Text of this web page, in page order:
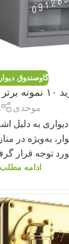
گاوصندوق
موحدی
به دلیل
به‌ویژه در
توجه قرار
ادامه مطلب